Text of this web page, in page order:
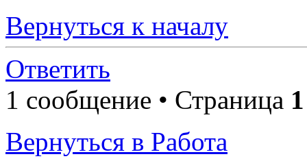
Вернуться к началу
Ответить
1 сообщение • Страница 1
Вернуться в Работа